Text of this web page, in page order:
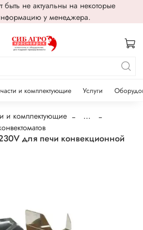
быть не актуальны на некоторые
у менеджера.
и комплектующие Услуги
и комплектующие
...
для печи конвекционной